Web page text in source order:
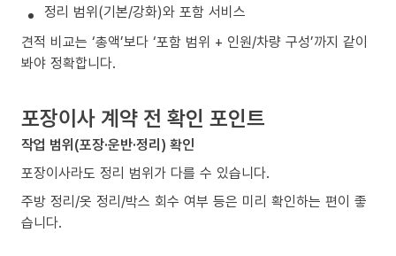
정리 범위(기본/강화)와 포함 서비스
견적 비교는 ‘총액’보다 ‘포함 범위 + 인원/차량 구성’까지 같이
봐야 정확합니다.
포장이사 계약 전 확인 포인트
작업 범위(포장·운반·정리) 확인
포장이사라도 정리 범위가 다를 수 있습니다.
주방 정리/옷 정리/박스 회수 여부 등은 미리 확인하는 편이 좋
습니다.